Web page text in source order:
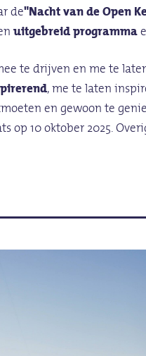
de"Nacht van de Open
uitgebreid programma
te drijven en me te
, me te laten
en gewoon te
op 10 oktober 2025.